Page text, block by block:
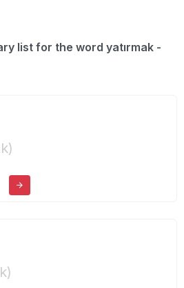
list for the word yatırmak -